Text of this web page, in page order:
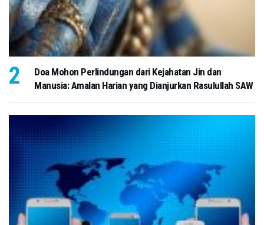
Doa Mohon Perlindungan dari Kejahatan Jin dan
Manusia: Amalan Harian yang Dianjurkan Rasulullah SAW